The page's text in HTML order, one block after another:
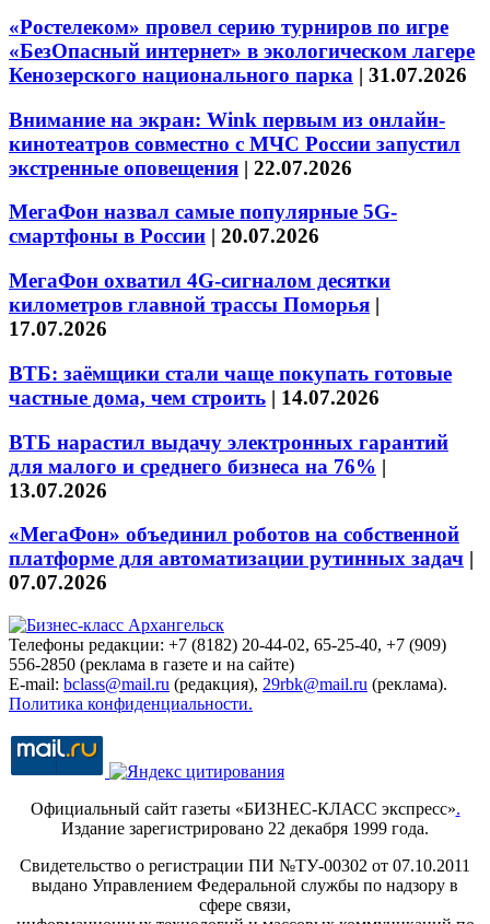
«Ростелеком» провел серию турниров по игре
«БезОпасный интернет» в экологическом лагере
Кенозерского национального парка | 31.07.2026
Внимание на экран: Wink первым из онлайн-
кинотеатров совместно с МЧС России запустил
экстренные оповещения | 22.07.2026
МегаФон назвал самые популярные 5G-
смартфоны в России | 20.07.2026
МегаФон охватил 4G-сигналом десятки
километров главной трассы Поморья |
17.07.2026
ВТБ: заёмщики стали чаще покупать готовые
частные дома, чем строить | 14.07.2026
ВТБ нарастил выдачу электронных гарантий
для малого и среднего бизнеса на 76% |
13.07.2026
«МегаФон» объединил роботов на собственной
платформе для автоматизации рутинных задач |
07.07.2026
Телефоны редакции: +7 (8182) 20-44-02, 65-25-40, +7 (909)
556-2850 (реклама в газете и на сайте)
E-mail: bclass@mail.ru (редакция), 29rbk@mail.ru (реклама).
Политика конфиденциальности.
Официальный сайт газеты «БИЗНЕС-КЛАСС экспресс».
Издание зарегистрировано 22 декабря 1999 года.
Свидетельство о регистрации ПИ №ТУ-00302 от 07.10.2011
выдано Управлением Федеральной службы по надзору в
сфере связи,